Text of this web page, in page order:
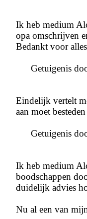
Ik heb medium
opa omschrijven
Bedankt voor
Getuigenis
Eindelijk vertelt
aan moet
Getuigenis
Ik heb medium
boodschappen
duidelijk advies
Nu al een van